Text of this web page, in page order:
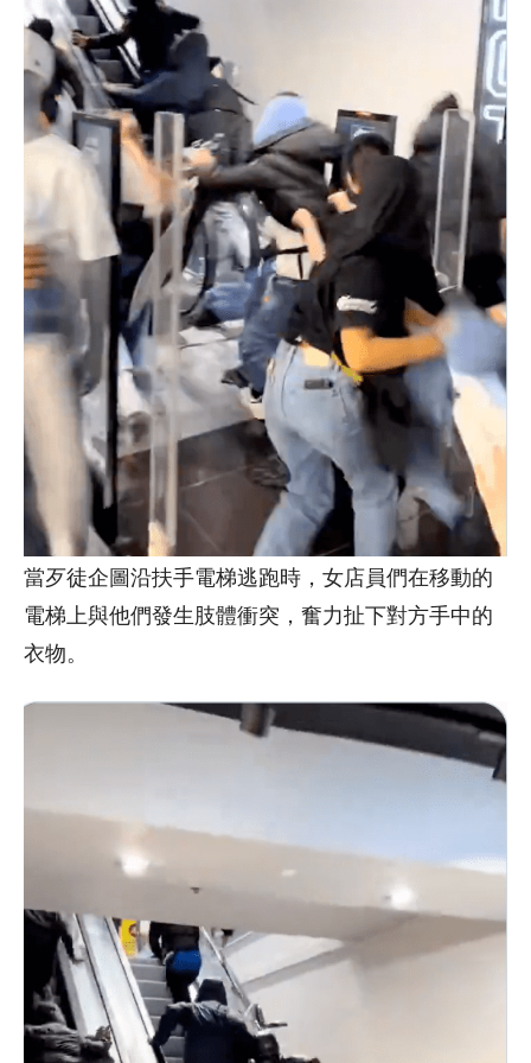
當歹徒企圖沿扶手電梯逃跑時，女店員們在移動的
電梯上與他們發生肢體衝突，奮力扯下對方手中的
衣物。